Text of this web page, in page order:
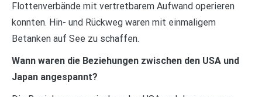
Flottenverbände mit vertretbarem Aufwand operieren
konnten. Hin- und Rückweg waren mit einmaligem
Betanken auf See zu schaffen.
Wann waren die Beziehungen zwischen den USA und
Japan angespannt?